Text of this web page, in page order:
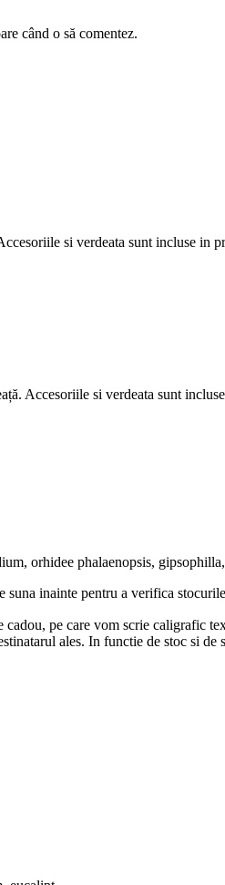
când o să comentez.
si verdeata sunt incluse in
Accesoriile si verdeata sunt
orhidee phalaenopsis,
suna inainte pentru a verifica
cadou, pe care vom scrie caligrafic
ales. In functie de stoc si